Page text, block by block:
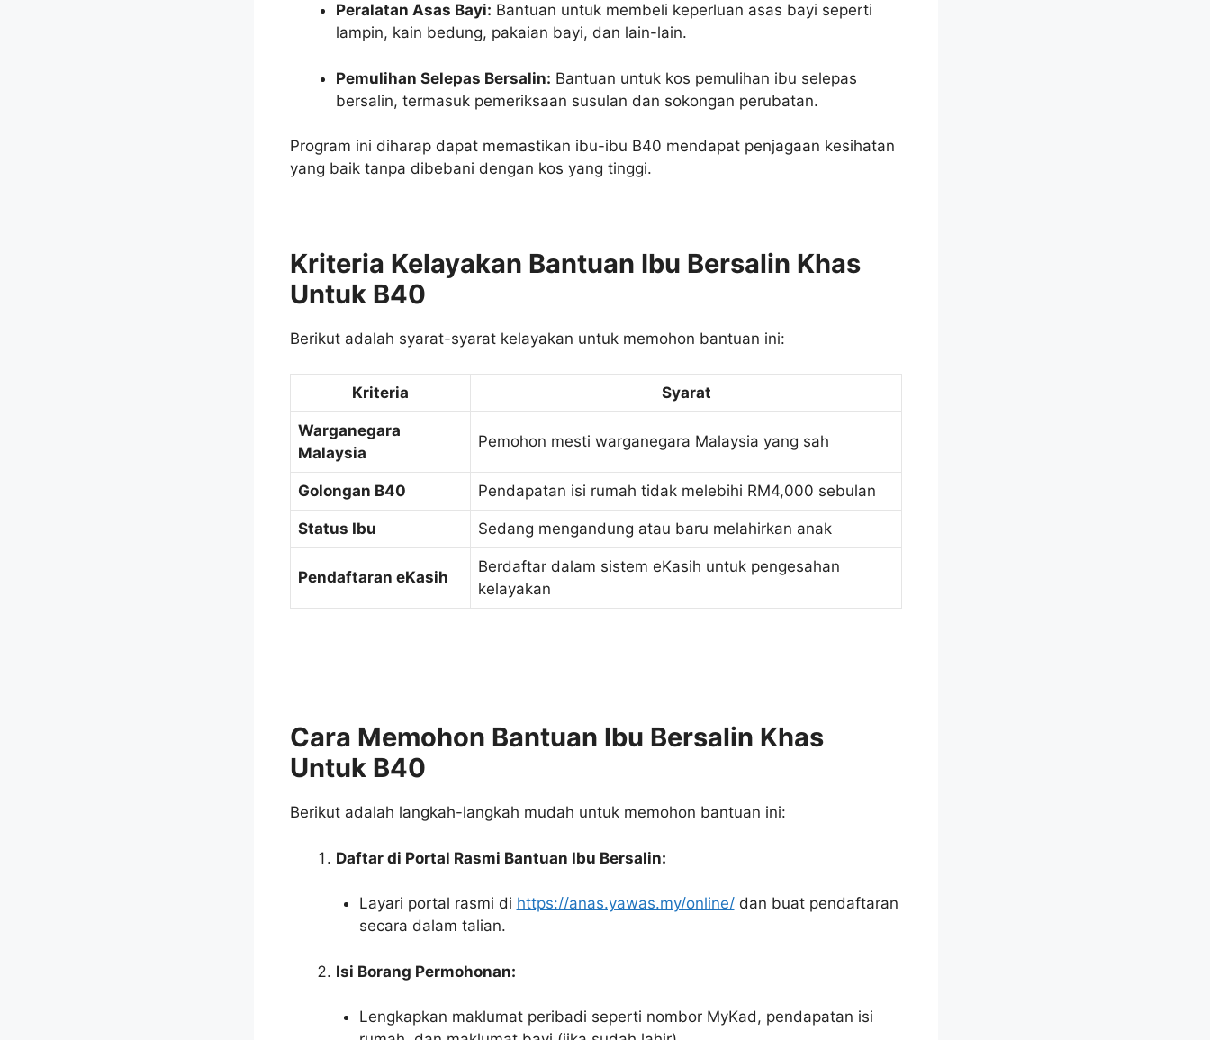
Peralatan Asas Bayi: Bantuan untuk membeli keperluan asas bayi seperti
lampin, kain bedung, pakaian bayi, dan lain-lain.
Pemulihan Selepas Bersalin: Bantuan untuk kos pemulihan ibu selepas
bersalin, termasuk pemeriksaan susulan dan sokongan perubatan.
Program ini diharap dapat memastikan ibu-ibu B40 mendapat penjagaan kesihatan
yang baik tanpa dibebani dengan kos yang tinggi.
Kriteria Kelayakan Bantuan Ibu Bersalin Khas
Untuk B40
Berikut adalah syarat-syarat kelayakan untuk memohon bantuan ini:
Kriteria Syarat
Warganegara
Malaysia
Pemohon mesti warganegara Malaysia yang sah
Golongan B40 Pendapatan isi rumah tidak melebihi RM4,000 sebulan
Status Ibu Sedang mengandung atau baru melahirkan anak
Pendaftaran eKasih
Berdaftar dalam sistem eKasih untuk pengesahan
kelayakan
Cara Memohon Bantuan Ibu Bersalin Khas
Untuk B40
Berikut adalah langkah-langkah mudah untuk memohon bantuan ini:
Daftar di Portal Rasmi Bantuan Ibu Bersalin:
Layari portal rasmi di https://anas.yawas.my/online/dan buat pendaftaran
secara dalam talian.
Isi Borang Permohonan:
Lengkapkan maklumat peribadi seperti nombor MyKad, pendapatan isi